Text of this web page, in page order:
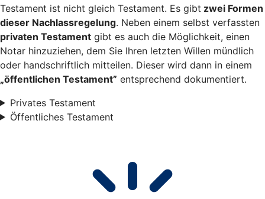
Testament ist nicht gleich Testament. Es gibt zwei Formen
dieser Nachlassregelung. Neben einem selbst verfassten
privaten Testament gibt es auch die Möglichkeit, einen
Notar hinzuziehen, dem Sie Ihren letzten Willen mündlich
oder handschriftlich mitteilen. Dieser wird dann in einem
„öffentlichen Testament” entsprechend dokumentiert.
Privates Testament
Öffentliches Testament